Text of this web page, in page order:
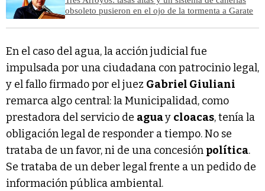
obsoleto pusieron en el ojo de la tormenta a Garate
En el caso del agua, la acción judicial fue
impulsada por una ciudadana con patrocinio legal,
y el fallo firmado por el juez Gabriel Giuliani
remarca algo central: la Municipalidad, como
prestadora del servicio de aguay cloacas, tenía la
obligación legal de responder a tiempo. No se
trataba de un favor, ni de una concesión política.
Se trataba de un deber legal frente a un pedido de
información pública ambiental.